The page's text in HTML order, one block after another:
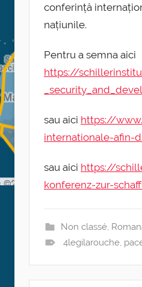
conferință
națiunile.
Pentru a semna aici
https://
sau aici https://
internationale-afin-
sau aici https://
konferenz-zur-
Non classé,
4legilarouche,